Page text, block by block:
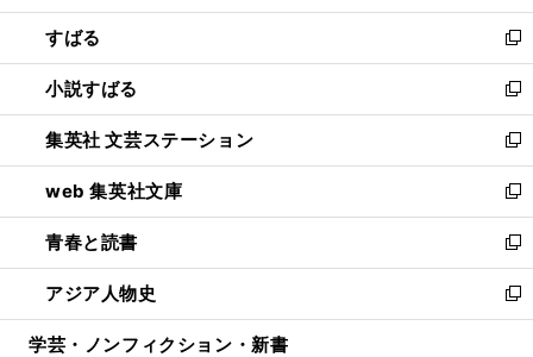
開
く
ウ
で
開
く
ン
ド
ウ
で
開
く
すばる
新
し
い
ウ
ィ
ン
ド
ウ
で
開
く
小説すばる
新
し
い
ウ
ィ
ン
ド
ウ
で
開
集英社 文芸ステーション
新
し
い
ウ
ィ
ン
ド
ウ
web 集英社文庫
新
し
い
ウ
ィ
ン
青春と読書
新
し
い
ウ
アジア人物史
新
し
学芸・ノンフィクション・新書